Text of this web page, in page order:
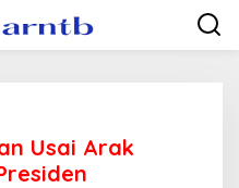
Usai Arak